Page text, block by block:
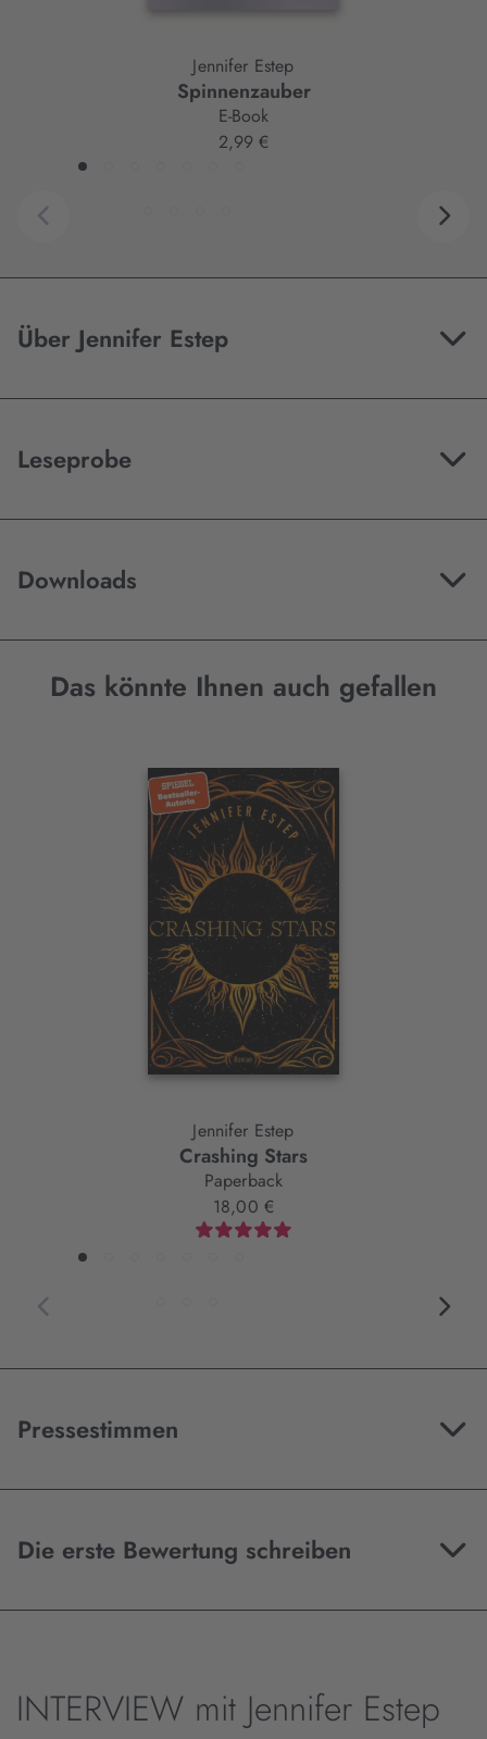
Jennifer Estep
Spinnenzauber
E-Book
2,99 €
Über Jennifer Estep
Leseprobe
Downloads
Das könnte Ihnen auch gefallen
Interaktives
Jennifer Estep
Crashing Stars
Paperback
18,00 €
Pressestimmen
Die erste Bewertung schreiben
INTERVIEW mit Jennifer Estep